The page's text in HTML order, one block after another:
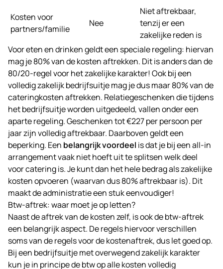
Kosten voor
partners/familie
Nee
Niet aftrekbaar,
tenzij er een
zakelijke reden is
Voor eten en drinken geldt een speciale regeling: hiervan
mag je 80% van de kosten aftrekken. Dit is anders dan de
80/20-regel voor het zakelijke karakter! Ook bij een
volledig zakelijk bedrijfsuitje mag je dus maar 80% van de
cateringkosten aftrekken. Relatiegeschenken die tijdens
het bedrijfsuitje worden uitgedeeld, vallen onder een
aparte regeling. Geschenken tot €227 per persoon per
jaar zijn volledig aftrekbaar. Daarboven geldt een
beperking. Een belangrijk voordeel is dat je bij een all-in
arrangement vaak niet hoeft uit te splitsen welk deel
voor catering is. Je kunt dan het hele bedrag als zakelijke
kosten opvoeren (waarvan dus 80% aftrekbaar is). Dit
maakt de administratie een stuk eenvoudiger!
Btw-aftrek: waar moet je op letten?
Naast de aftrek van de kosten zelf, is ook de btw-aftrek
een belangrijk aspect. De regels hiervoor verschillen
soms van de regels voor de kostenaftrek, dus let goed op.
Bij een bedrijfsuitje met overwegend zakelijk karakter
kun je in principe de btw op alle kosten volledig